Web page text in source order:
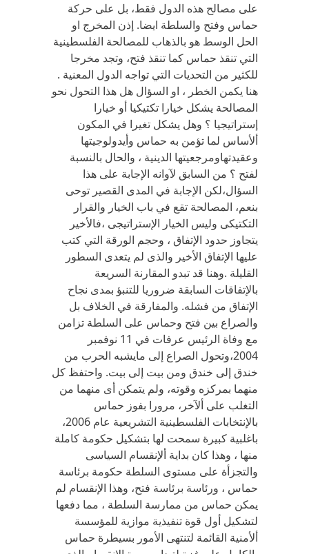
على مصالح هذه الدول فقط، بل على حركة
حماس وفتح والسلطة ايضا. إذن المخرج او
الحل الوسط هو بالذهاب للمصالحة الفلسطينية
التي تنقذ حماس كما تنقذ فتح، وتجد مخرجا
للكثير من التحديات التي تواجه الدول المعنية .
هنا يكمن الخطر ، او السؤال هل هذا التحول نحو
المصالحة يشكل خيارا تكتيكيا أو خيارا
إستراتيجيا ؟ وهل يشكل تغيرا في المكون
ألأساس لما تؤمن به حماس وأيدولوجيتها
وعقيدتهاومرجعيتها الدينية ، والحال بالنسبة
لفتح ؟ من السابق لآوانه الإجابة على هذا
السؤال،لكن الإجابة في المدى القصير توحى
بنعم، المصالحة تقع في باب الخيار والقرار
التكتيكى وليس الخيار الإستراتيجى ،فالأخير
يتجاوز حدود الإتفاق ، وحجم الورقة التي كتب
عليها الإتفاق الأخير والذى لم يتعدى السطور
القليلة .وهنا قد تبدو المقارنة السريعة
بالإتفاقات السابقة ضروريا للتنبؤ بمدى نجاح
الإتفاق من فشله. والمفارقة في الخلاف بل
والصراع بين فتح وحماس على السلطة تزامن
مع وفاة الرئيس عرفات في 11 نوفمبر
2004،وتحول الصراع إلى مايشبه الحرب من
خندق إلى خندق ومن بيت إلى بيت. واحتفظ كل
منهما بمركزه وقوته، ولم يتمكن أى منهما من
التغلب على ألآخر، مرورا بفوز حماس
بالإنتخابات الفلسطينية التشريعية عام 2006،
باغلبية كبيرة سمحت لها بتشكيل حكومة كاملة
منها ، وهذا كان بداية ألإنقسام السياسى
والتجزأة على مستوى السلطة حكومة برئاسة
حماس ، ورئاسة برئاسة فتح، وهذا الإنقسام لم
يمكن حماس من ممارسة السلطة ، مما دفعها
لتشكيل أول قوة تنفيذية موازية للمؤسسة
ألأمنية القائمة لتنتهى الأمور بسيطرة حماس